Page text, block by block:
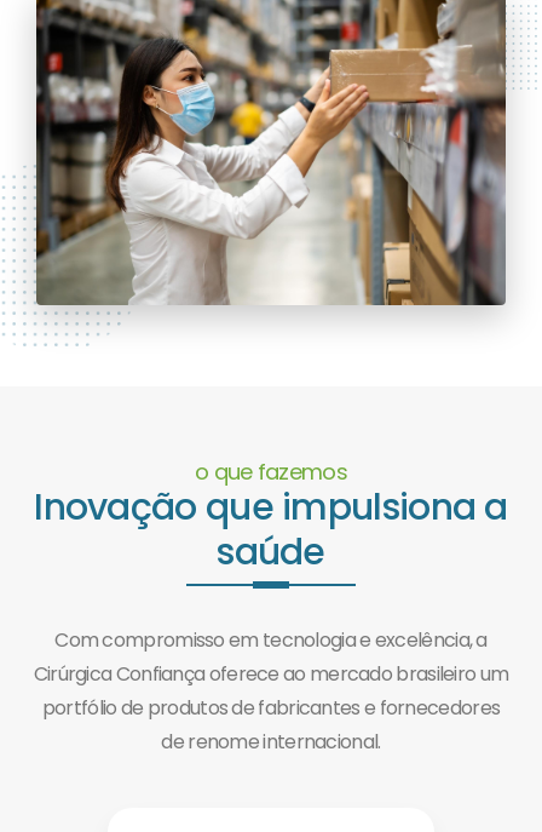
o que fazemos
Inovação que impulsiona a
saúde
Com compromisso em tecnologia e excelência, a
Cirúrgica Confiança oferece ao mercado brasileiro um
portfólio de produtos de fabricantes e fornecedores
de renome internacional.